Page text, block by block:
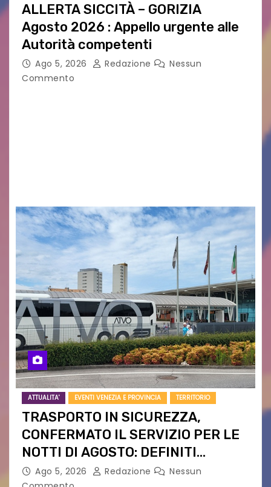
ALLERTA SICCITÀ – GORIZIA
Agosto 2026 : Appello urgente alle
Autorità competenti
Ago 5, 2026 Redazione
Nessun
Commento
ATTUALITA' EVENTI VENEZIA E PROVINCIA TERRITORIO
TRASPORTO IN SICUREZZA,
CONFERMATO IL SERVIZIO PER LE
NOTTI DI AGOSTO: DEFINITI
PERCORSI, FERMATE E ORARIO
Ago 5, 2026 Redazione
Nessun